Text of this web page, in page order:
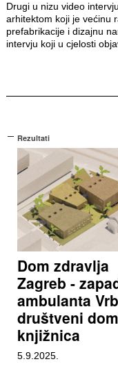
Drugi u nizu video
arhitektom koji je većinu
prefabrikacije i dizajnu
intervju koji u cjelosti
Rezultati
Dom zdravlja
Zagreb -
ambulanta
društveni
knjižnica
5.9.2025.